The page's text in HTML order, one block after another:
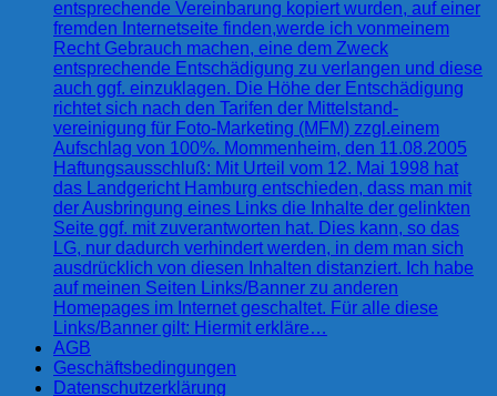
entsprechende Vereinbarung kopiert wurden, auf einer
fremden Internetseite finden,werde ich vonmeinem
Recht Gebrauch machen, eine dem Zweck
entsprechende Entschädigung zu verlangen und diese
auch ggf. einzuklagen. Die Höhe der Entschädigung
richtet sich nach den Tarifen der Mittelstand-
vereinigung für Foto-Marketing (MFM) zzgl.einem
Aufschlag von 100%. Mommenheim, den 11.08.2005
Haftungsausschluß: Mit Urteil vom 12. Mai 1998 hat
das Landgericht Hamburg entschieden, dass man mit
der Ausbringung eines Links die Inhalte der gelinkten
Seite ggf. mit zuverantworten hat. Dies kann, so das
LG, nur dadurch verhindert werden, in dem man sich
ausdrücklich von diesen Inhalten distanziert. Ich habe
auf meinen Seiten Links/Banner zu anderen
Homepages im Internet geschaltet. Für alle diese
Links/Banner gilt: Hiermit erkläre…
AGB
Geschäftsbedingungen
Datenschutzerklärung